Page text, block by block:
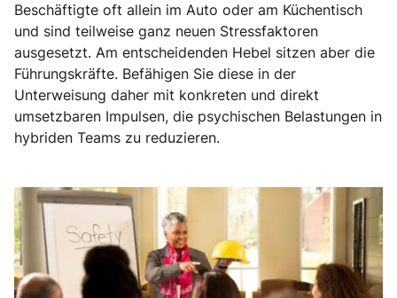
Beschäftigte oft allein im Auto oder am Küchentisch
und sind teilweise ganz neuen Stressfaktoren
ausgesetzt. Am entscheidenden Hebel sitzen aber die
Führungskräfte. Befähigen Sie diese in der
Unterweisung daher mit konkreten und direkt
umsetzbaren Impulsen, die psychischen Belastungen in
hybriden Teams zu reduzieren.